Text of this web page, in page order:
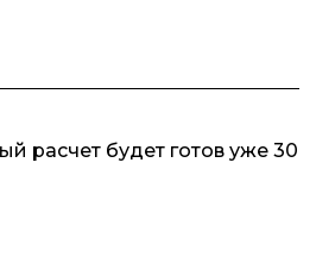
расчет будет готов уже 30